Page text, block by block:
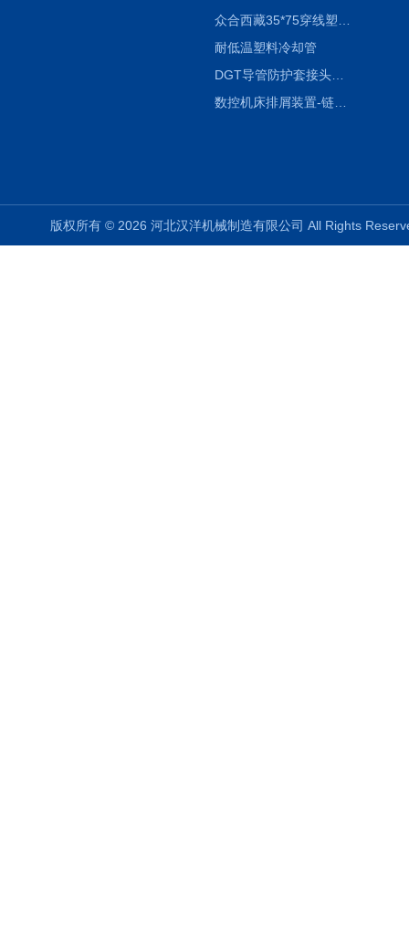
耐低温塑料冷却管
DGT导管防护套接头形式与参数
数控机床排屑装置-链板式排屑机
版权所有 © 2026 河北汉洋机械制造有限公司 All Rights